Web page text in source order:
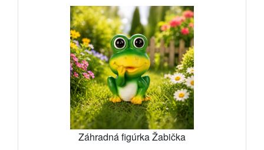
Záhradná figúrka Žabička